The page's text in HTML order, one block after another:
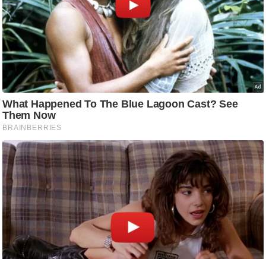
ष
प्र
भु
म
हि
मा
/
ध
र्म
स्थ
ल
व्र
त
त्यो
हा
र